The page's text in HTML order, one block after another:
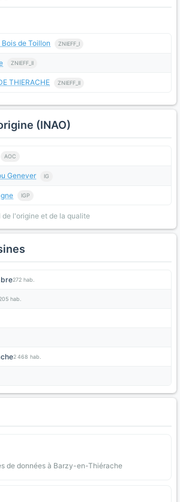
de Toillon ZNIEFF_I
ZNIEFF_II
THIERACHE ZNIEFF_II
(INAO)
AOC
Genever IG
IGP
l'origine et de la qualite
272 hab.
205 hab.
2 468 hab.
de données à Barzy-en-Thiérache